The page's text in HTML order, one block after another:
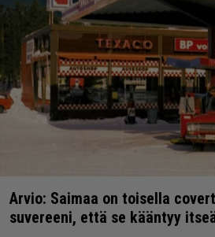
Arvio: Saimaa on toisella
suvereeni, että se kääntyy